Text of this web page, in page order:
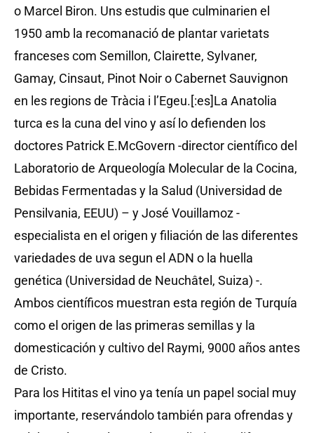
o Marcel Biron. Uns estudis que culminarien el
1950 amb la recomanació de plantar varietats
franceses com Semillon, Clairette, Sylvaner,
Gamay, Cinsaut, Pinot Noir o Cabernet Sauvignon
en les regions de Tràcia i l’Egeu.[:es]La Anatolia
turca es la cuna del vino y así lo defienden los
doctores Patrick E.McGovern -director científico del
Laboratorio de Arqueología Molecular de la Cocina,
Bebidas Fermentadas y la Salud (Universidad de
Pensilvania, EEUU) – y José Vouillamoz -
especialista en el origen y filiación de las diferentes
variedades de uva segun el ADN o la huella
genética (Universidad de Neuchâtel, Suiza) -.
Ambos científicos muestran esta región de Turquía
como el origen de las primeras semillas y la
domesticación y cultivo del Raymi, 9000 años antes
de Cristo.
Para los Hititas el vino ya tenía un papel social muy
importante, reservándolo también para ofrendas y